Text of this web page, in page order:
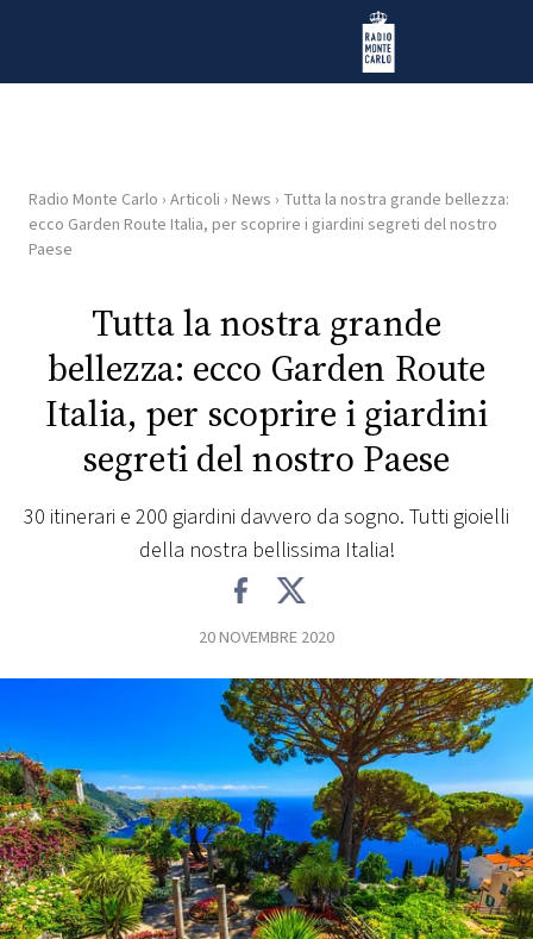
Radio Monte Carlo
HOME
WEB
RADIO
PLAYLIST
NEWS
VIDEO
TV
Radio Monte Carlo › Articoli › News › Tutta la nostra grande bellezza:
ecco Garden Route Italia, per scoprire i giardini segreti del nostro
Paese
Tutta la nostra grande
bellezza: ecco Garden Route
Italia, per scoprire i giardini
segreti del nostro Paese
30 itinerari e 200 giardini davvero da sogno. Tutti gioielli
della nostra bellissima Italia!
20 NOVEMBRE 2020